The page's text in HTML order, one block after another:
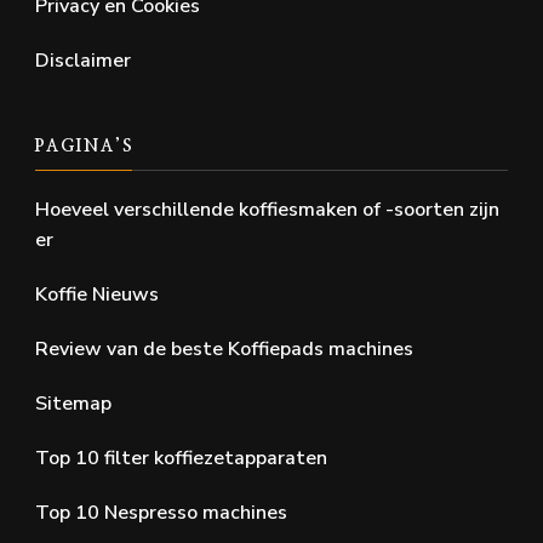
Privacy en Cookies
Disclaimer
PAGINA’S
Hoeveel verschillende koffiesmaken of -soorten zijn
er
Koffie Nieuws
Review van de beste Koffiepads machines
Sitemap
Top 10 filter koffiezetapparaten
Top 10 Nespresso machines